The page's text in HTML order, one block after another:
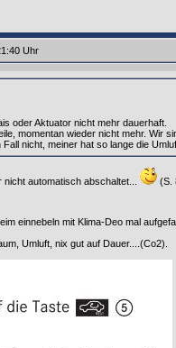
Uhr
oder Aktuator nicht mehr dauerhaft.
momentan wieder nicht mehr. Wir
nicht, meiner hat so lange die
automatisch abschaltet...
(S.
einnebeln mit Klima-Deo mal
Umluft, nix gut auf Dauer....(Co2).